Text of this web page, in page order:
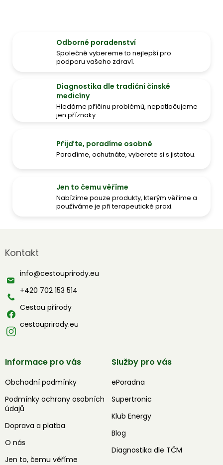
Odborné poradenství
Společně vybereme to nejlepší pro
podporu vašeho zdraví.
Diagnostika dle tradiční čínské
medicíny
Hledáme příčinu problémů, nepotlačujeme
jen příznaky.
Přijďte, poradíme osobně
Poradíme, ochutnáte, vyberete si s jistotou.
Jen to čemu věříme
Nabízíme pouze produkty, kterým věříme a
používáme je při terapeutické praxi.
p
t
Kontakt
info@cestouprirody.eu
+420 702 153 514
Cestou přírody
cestouprirody.eu
Informace pro vás
Obchodní podmínky
Podmínky ochrany osobních
údajů
Doprava a platba
O nás
Jen to, čemu věříme
Služby pro vás
ePoradna
Supertronic
Klub Energy
Blog
Diagnostika dle TČM